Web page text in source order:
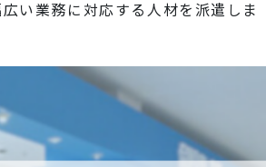
い業務に対応する人材を派遣しま